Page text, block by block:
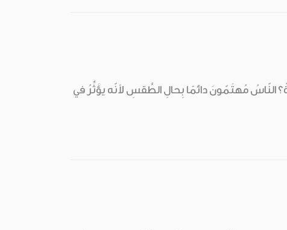
مُهتَمّونَ دائمًا بِحالِ الطَّقسِ لأنّه يؤَثِّرُ في